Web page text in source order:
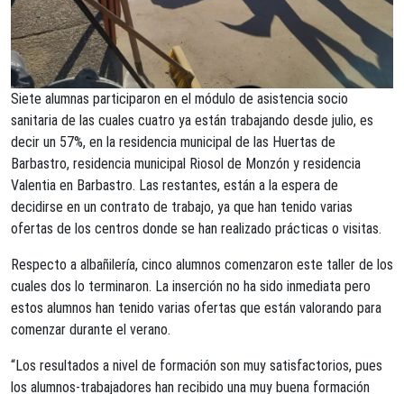
Siete alumnas participaron en el módulo de asistencia socio
sanitaria de las cuales cuatro ya están trabajando desde julio, es
decir un 57%, en la residencia municipal de las Huertas de
Barbastro, residencia municipal Riosol de Monzón y residencia
Valentia en Barbastro. Las restantes, están a la espera de
decidirse en un contrato de trabajo, ya que han tenido varias
ofertas de los centros donde se han realizado prácticas o visitas.
Respecto a albañilería, cinco alumnos comenzaron este taller de los
cuales dos lo terminaron. La inserción no ha sido inmediata pero
estos alumnos han tenido varias ofertas que están valorando para
comenzar durante el verano.
“Los resultados a nivel de formación son muy satisfactorios, pues
los alumnos-trabajadores han recibido una muy buena formación